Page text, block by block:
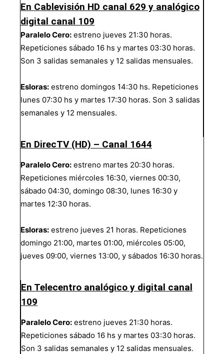
En Cablevisión HD canal 629 y analógico
digital canal 109
Paralelo Cero: estreno jueves 21:30 horas.
Repeticiones sábado 16 hs y martes 03:30 horas.
Son 3 salidas semanales y 12 salidas mensuales.
Esloras: estreno domingos 14:30 hs. Repeticiones
lunes 07:30 hs y martes 17:30 horas. Son 3 salidas
semanales y 12 mensuales.
En DirecTV (HD) – Canal 1644
Paralelo Cero: estreno martes 20:30 horas.
Repeticiones miércoles 16:30, viernes 00:30,
sábado 04:30, domingo 08:30, lunes 16:30 y
martes 12:30 horas.
Esloras: estreno jueves 21 horas. Repeticiones
domingo 21:00, martes 01:00, miércoles 05:00,
jueves 09:00, viernes 13:00, y sábados 16:30 horas.
En Telecentro analógico y digital canal
109
Paralelo Cero: estreno jueves 21:30 horas.
Repeticiones sábado 16 hs y martes 03:30 horas.
Son 3 salidas semanales y 12 salidas mensuales.